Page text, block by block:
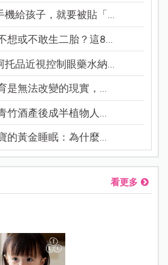
機給孩子，就要被貼「...
想或不敢生二胎？這8...
托品近視控制眼藥水納...
是無法改變的現實，...
竹酒產後成半植物人...
的黃金睡眠：為什麼...
看更多